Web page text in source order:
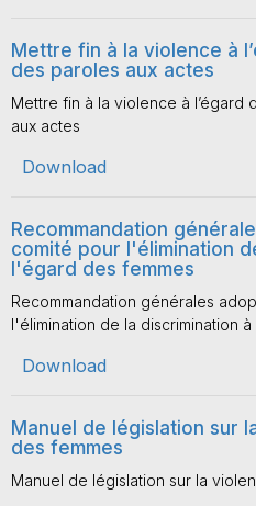
Mettre fin à la violence à
des paroles aux actes
Mettre fin à la violence à l’égard
aux actes
Download
Recommandation
comité pour l'élimination
l'égard des femmes
Recommandation générales
l'élimination de la discrimination
Download
Manuel de législation sur
des femmes
Manuel de législation sur la